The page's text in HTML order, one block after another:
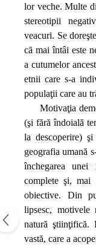
lor veche. Multe
stereotipii
veacuri. Se
că mai întâi este
a cutumelor
etnii care s‑a
populaţii care au
Motivaţia
(şi fără îndoială
la descoperire)
geografia umană
închegarea
complete şi, mai
obiective. Din
lipsesc,
natură ştiinţifică.
vastă, care a